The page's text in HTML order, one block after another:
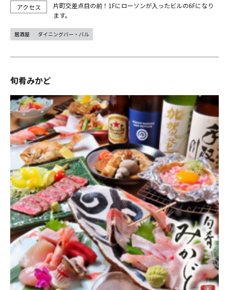
片町交差点目の前！1Fにローソンが入ったビルの6Fになり
ます。
居酒屋 ダイニングバー・バル
旬肴みかど